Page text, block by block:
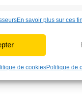
différents appareils, Identifier
automatiquement.
de
demandées
En savoir plus sur ces
de cookiesPolitique de